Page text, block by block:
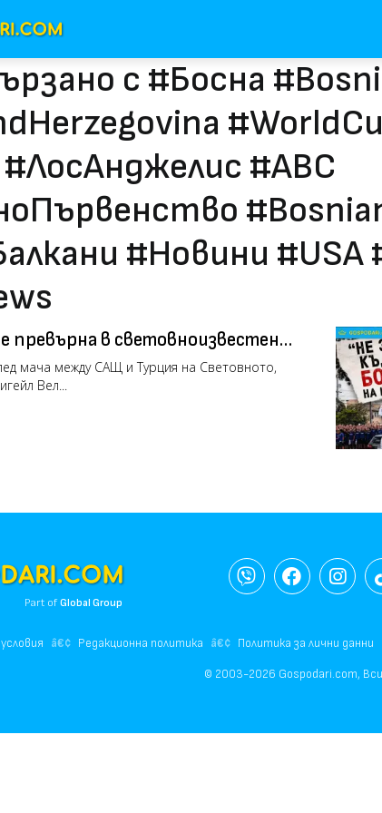
с #Босна
#ABC
#Новини #USA
превърна в световноизвестен
мача между САЩ и Турция на Световното,
Вел...
Part ofGlobal Group
Редакционна политика Политика за лични данни
© 2003-2026 Gospodari.com,